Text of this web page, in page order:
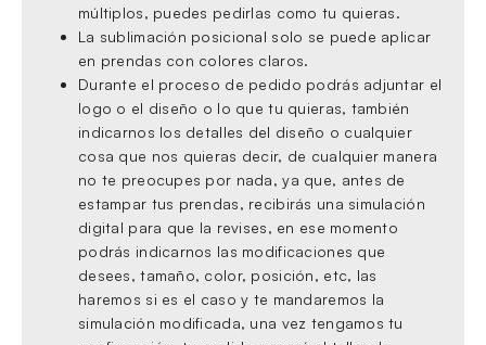
múltiplos, puedes pedirlas como tu quieras.
La sublimación posicional solo se puede aplicar
en prendas con colores claros.
Durante el proceso de pedido podrás adjuntar el
logo o el diseño o lo que tu quieras, también
indicarnos los detalles del diseño o cualquier
cosa que nos quieras decir, de cualquier manera
no te preocupes por nada, ya que, antes de
estampar tus prendas, recibirás una simulación
digital para que la revises, en ese momento
podrás indicarnos las modificaciones que
desees, tamaño, color, posición, etc, las
haremos si es el caso y te mandaremos la
simulación modificada, una vez tengamos tu